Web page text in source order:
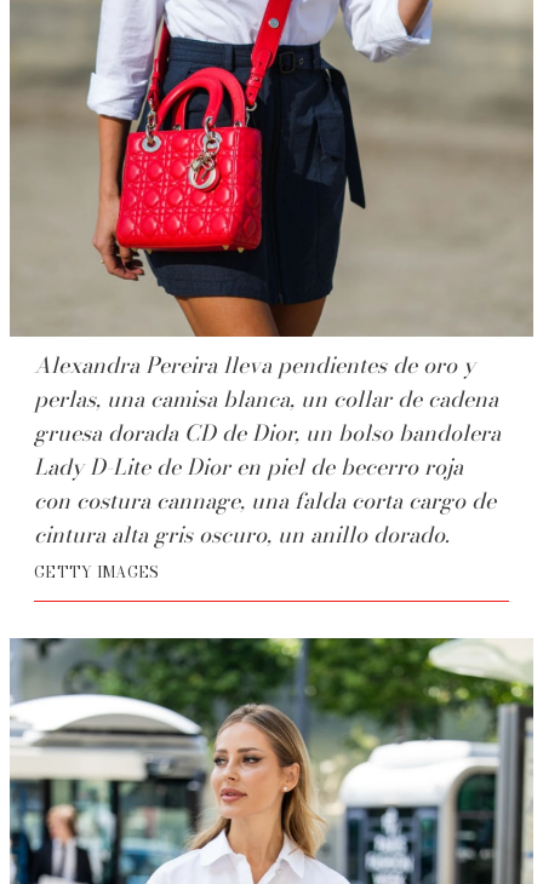
Alexandra Pereira lleva pendientes de oro y
perlas, una camisa blanca, un collar de cadena
gruesa dorada CD de Dior, un bolso bandolera
Lady D-Lite de Dior en piel de becerro roja
con costura cannage, una falda corta cargo de
cintura alta gris oscuro, un anillo dorado.
GETTY IMAGES